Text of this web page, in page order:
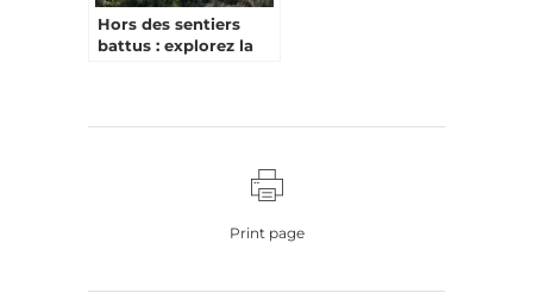
Hors des sentiers
battus : explorez la
Print page